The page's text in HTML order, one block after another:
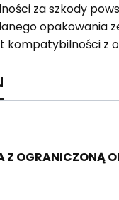
za szkody
opakowania
kompatybilności z
Z OGRANICZONĄ